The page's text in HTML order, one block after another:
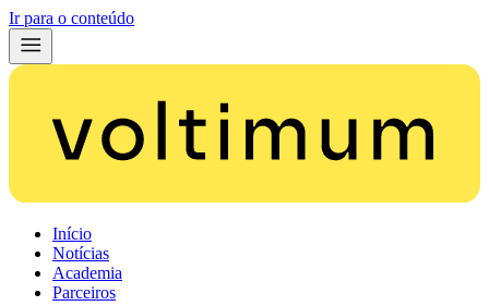
Ir para o conteúdo
Início
Notícias
Academia
Parceiros